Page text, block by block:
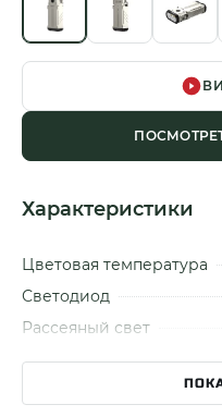
Характеристики
Цветовая температура
Светодиод
Рассеяный свет
Световой поток